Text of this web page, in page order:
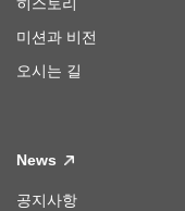
히스토리
미션과 비전
오시는 길
News
공지사항